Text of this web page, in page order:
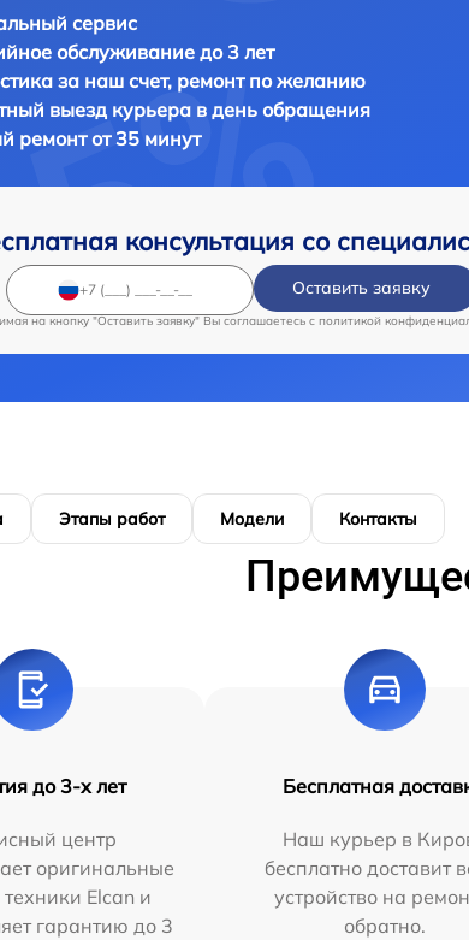
сервис
обслуживание до 3 лет
за наш счет, ремонт по желанию
выезд курьера в день обращения
ремонтот 35 минут
консультация со
Оставить заявку
на кнопку "Оставить заявку" Вы соглашаетесь c политикой
Этапы работ Модели Контакты
до 3-х лет
центр
оригинальные
Elcan и
гарантию до 3
Бесплатная
Наш курьер в
бесплатно доставит
устройство на
обратно.